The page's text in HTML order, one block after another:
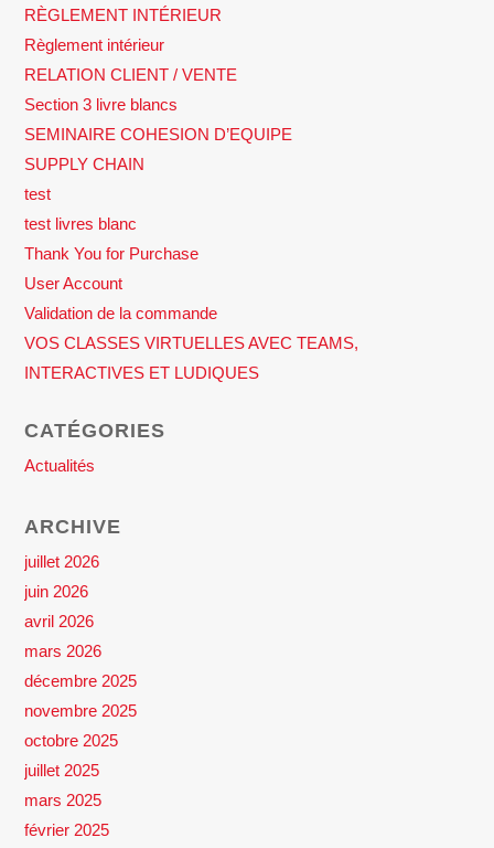
RÈGLEMENT INTÉRIEUR
Règlement intérieur
RELATION CLIENT / VENTE
Section 3 livre blancs
SEMINAIRE COHESION D’EQUIPE
SUPPLY CHAIN
test
test livres blanc
Thank You for Purchase
User Account
Validation de la commande
VOS CLASSES VIRTUELLES AVEC TEAMS,
INTERACTIVES ET LUDIQUES
CATÉGORIES
Actualités
ARCHIVE
juillet 2026
juin 2026
avril 2026
mars 2026
décembre 2025
novembre 2025
octobre 2025
juillet 2025
mars 2025
février 2025